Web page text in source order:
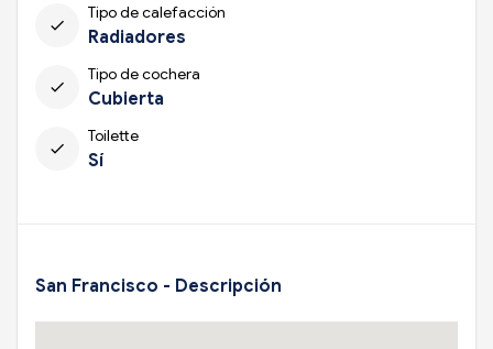
check
Tipo de calefacción
Radiadores
check
Tipo de cochera
Cubierta
check
Toilette
Sí
San Francisco - Descripción